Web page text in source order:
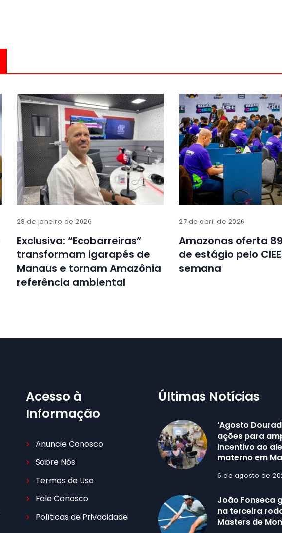
28 de janeiro de 2026
Exclusiva: “Ecobarreiras”
transformam igarapés de
Manaus e tornam Amazônia
referência ambiental
27 de abril de 2026
Amazonas oferta
de estágio pelo
semana
Acesso à
Informação
Anuncie Conosco
Sobre Nós
Termos de Uso
Fale Conosco
Políticas de Privacidade
Últimas Notícias
‘Agosto
ações para
incentivo ao
materno em
6 de agosto de
João Fonseca
na terceira
Masters de